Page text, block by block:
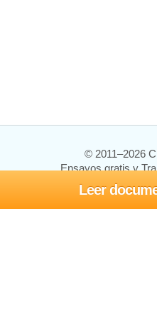
Leer
© 2011–2026
Ensayos gratis y